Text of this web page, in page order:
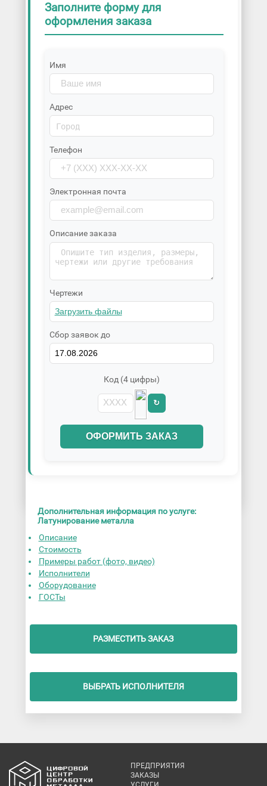
Заполните форму для
оформления заказа
Имя
Адрес
Телефон
Электронная почта
Описание заказа
Чертежи
Сбор заявок до
Код (4 цифры)
↻
ОФОРМИТЬ ЗАКАЗ
Дополнительная информация по услуге:
Латунирование металла
Описание
Стоимость
Примеры работ (фото, видео)
Исполнители
Оборудование
ГОСТы
РАЗМЕСТИТЬ ЗАКАЗ
ВЫБРАТЬ ИСПОЛНИТЕЛЯ
ПРЕДПРИЯТИЯ
ЗАКАЗЫ